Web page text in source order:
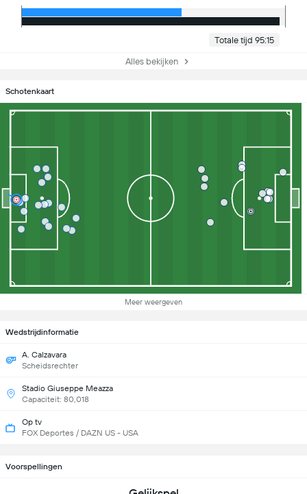
Totale tijd 95:15
Alles bekijken
Schotenkaart
Meer weergeven
Wedstrijdinformatie
A. Calzavara
Scheidsrechter
Stadio Giuseppe Meazza
Capaciteit: 80,018
Op tv
FOX Deportes / DAZN US - USA
Voorspellingen